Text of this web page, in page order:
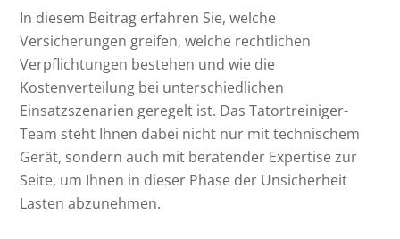
In diesem Beitrag erfahren Sie, welche
Versicherungen greifen, welche rechtlichen
Verpflichtungen bestehen und wie die
Kostenverteilung bei unterschiedlichen
Einsatzszenarien geregelt ist. Das Tatortreiniger-
Team steht Ihnen dabei nicht nur mit technischem
Gerät, sondern auch mit beratender Expertise zur
Seite, um Ihnen in dieser Phase der Unsicherheit
Lasten abzunehmen.